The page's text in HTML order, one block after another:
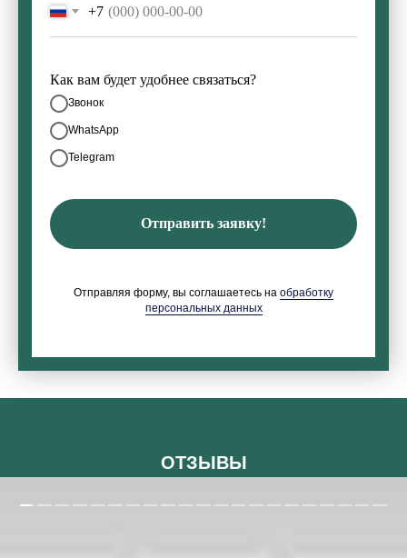
+7
Как вам будет удобнее связаться?
Звонок
WhatsApp
Telegram
Отправить заявку!
Отправляя форму, вы соглашаетесь на обработку
персональных данных
ОТЗЫВЫ